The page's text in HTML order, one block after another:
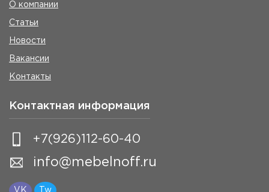
О компании
Статьи
Новости
Вакансии
Контакты
Контактная информация
+7(926)112-60-40
info@mebelnoff.ru
VK Tw